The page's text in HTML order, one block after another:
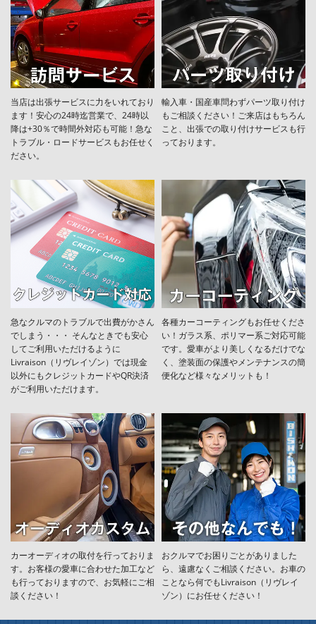
当店は出張サービスに力をいれており
ます！安心の24時迄営業で、24時以
降は+30％で時間外対応も可能！急な
トラブル・ロードサービスもお任せく
ださい。
輸入車・国産車問わずパーツ取り付け
もご相談ください！ご来店はもちろん
こと、出張での取り付けサービスも行
っております。
急なクルマのトラブルで出費がかさん
でしまう・・・ そんなときでも安心
してご利用いただけるように
Livraison（リヴレイゾン）では現金
以外にもクレジットカードやQR決済
がご利用いただけます。
各種カーコーティングもお任せくださ
い！ガラス系、ポリマー系ご対応可能
です。愛車がより美しくなるだけでな
く、塗装面の保護やメンテナンスの簡
便化など様々なメリットも！
カーオーディオの取付を行っておりま
す。お客様の愛車に合わせた加工など
も行っておりますので、お気軽にご相
談ください！
おクルマでお困りごとがありました
ら、遠慮なくご相談ください。お車の
ことなら何でもLivraison（リヴレイ
ゾン）にお任せください！